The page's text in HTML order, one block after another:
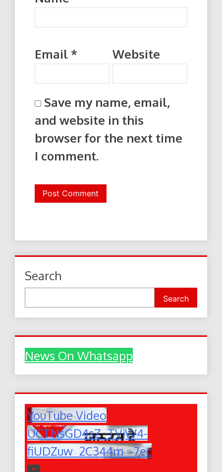
Email * Website
Save my name, email,
and website in this
browser for the next time
I comment.
Search
Search
News On Whatsapp
YouTube Video
UCTNsGD4sZ_TVjW4-
fiUDZuw_2C344m_-7ec